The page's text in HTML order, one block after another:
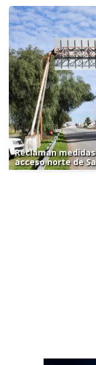
Reclaman
acceso norte de